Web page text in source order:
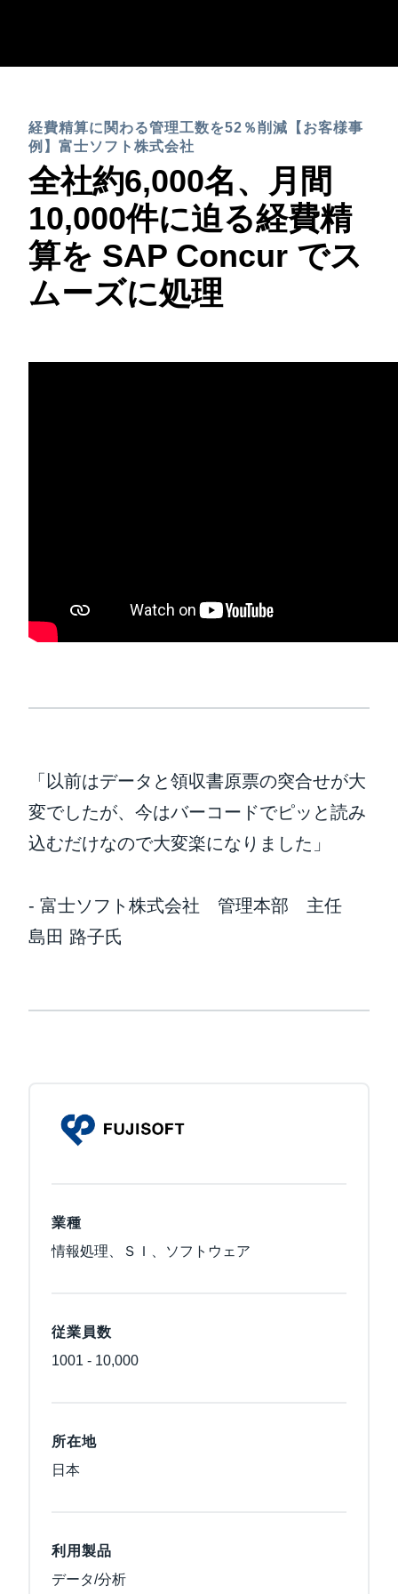
United States (English)
Canada (English)
Canada (Français)
México (Español)
Brasil (Português)
EUROPE
United Kingdom (English)
France (Français)
Deutschland (Deutsch)
Sweden (English)
ASIA PACIFIC
Australia (English)
India (English)
日本（日本語)
経費精算に関わる管理工数を52％削減【お客様事
例】富士ソフト株式会社
全社約6,000名、月間
10,000件に迫る経費精
算を SAP Concur でス
ムーズに処理
「以前はデータと領収書原票の突合せが大
変でしたが、今はバーコードでピッと読み
込むだけなので大変楽になりました」
- 富士ソフト株式会社 管理本部 主任
島田 路子氏
業種
情報処理、ＳＩ、ソフトウェア
従業員数
1001 - 10,000
所在地
日本
利用製品
データ/分析